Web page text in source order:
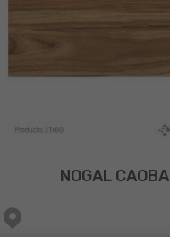
NOGAL CAOBA